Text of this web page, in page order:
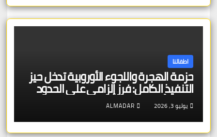
اطفالنا
حزمة الهجرة واللجوء الأوروبية تدخل حيز
التنفيذ الكامل: فرز إلزامي على الحدود
خلال 7 أيام — وترحيل سريع لجنسيات
الدول “الآمنة” — ومحاولة أولى لتوزيع
عادل للطالبين بين الدول الأعضاء
يوليو 3, 2026 ALMADAR